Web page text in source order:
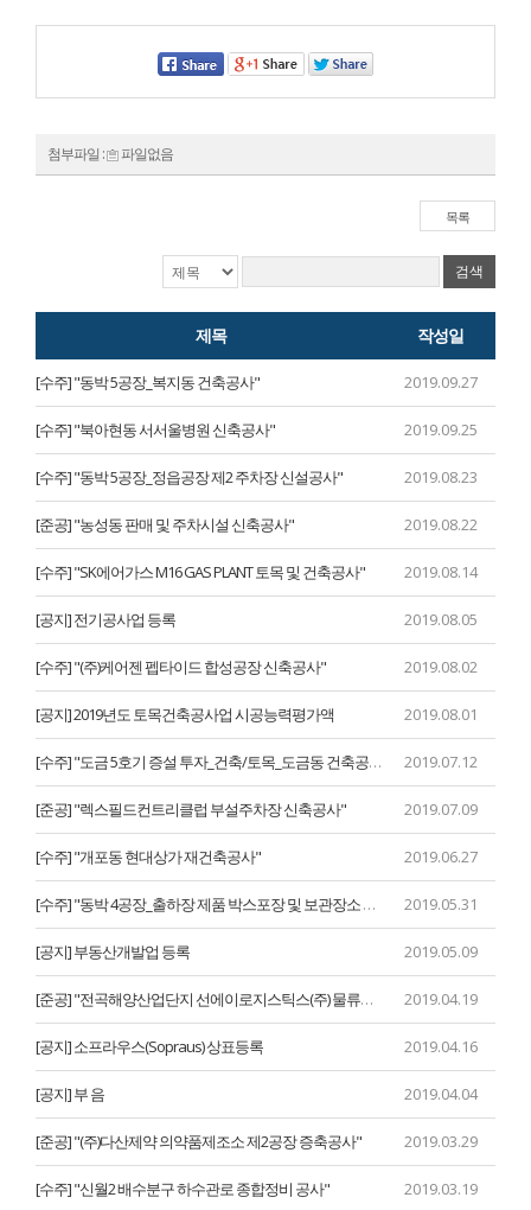
첨부파일 : 파일없음
목록
제목 작성일
[수주] "동박 5공장_복지동 건축공사" 2019.09.27
[수주] "북아현동 서서울병원 신축공사" 2019.09.25
[수주] "동박 5공장_정읍공장 제2 주차장 신설공사" 2019.08.23
[준공] "농성동 판매 및 주차시설 신축공사" 2019.08.22
[수주] "SK에어가스 M16 GAS PLANT 토목 및 건축공사" 2019.08.14
[공지] 전기공사업 등록 2019.08.05
[수주] "(주)케어젠 펩타이드 합성공장 신축공사" 2019.08.02
[공지] 2019년도 토목건축공사업 시공능력평가액 2019.08.01
[수주] "도금 5호기 증설 투자_건축/토목_도금동 건축공사" 2019.07.12
[준공] "렉스필드컨트리클럽 부설주차장 신축공사" 2019.07.09
[수주] "개포동 현대상가 재건축공사" 2019.06.27
[수주] "동박 4공장_출하장 제품 박스포장 및 보관장소 건축공사" 2019.05.31
[공지] 부동산개발업 등록 2019.05.09
[준공] "전곡해양산업단지 선에이로지스틱스(주) 물류센터공사" 2019.04.19
[공지] 소프라우스(Sopraus) 상표등록 2019.04.16
[공지] 부 음 2019.04.04
[준공] "(주)다산제약 의약품제조소 제2공장 증축공사" 2019.03.29
[수주] "신월2 배수분구 하수관로 종합정비 공사" 2019.03.19